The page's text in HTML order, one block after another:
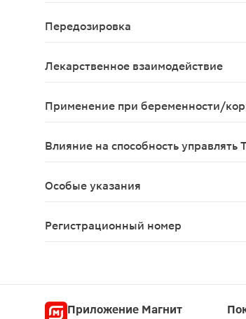
Передозировка
Лекарственное взаимодействие
Применение при беременности/
Влияние на способность
Особые указания
Регистрационный номер
Приложение Магнит